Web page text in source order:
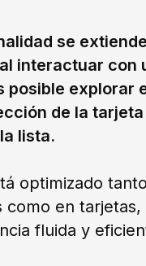
se extiende
interactuar con
posible explorar
de la
lista.
optimizado
como en
fluida y